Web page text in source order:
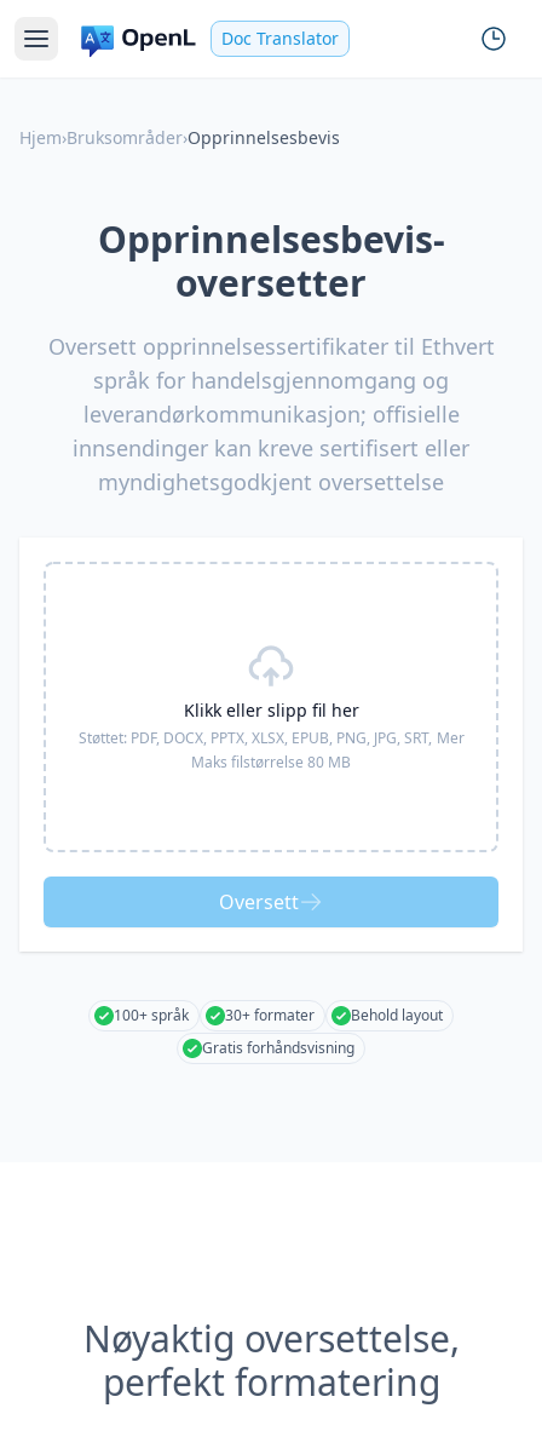
Doc Translator
Hjem›Bruksområder›Opprinnelsesbevis
Opprinnelsesbevis-
oversetter
Oversett opprinnelsessertifikater til Ethvert
språk for handelsgjennomgang og
leverandørkommunikasjon; offisielle
innsendinger kan kreve sertifisert eller
myndighetsgodkjent oversettelse
Klikk eller slipp fil her
Støttet: PDF, DOCX, PPTX, XLSX, EPUB, PNG, JPG, SRT, Mer
Maks filstørrelse 80 MB
Oversett
100+ språk 30+ formater
Behold layout
Gratis forhåndsvisning
Nøyaktig oversettelse,
perfekt formatering